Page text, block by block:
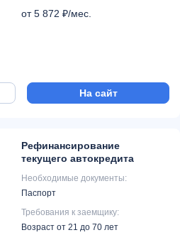
от 5 872 ₽/мес.
На сайт
Рефинансирование
текущего автокредита
Необходимые документы:
Паспорт
Требования к заемщику:
Возраст от 21 до 70 лет